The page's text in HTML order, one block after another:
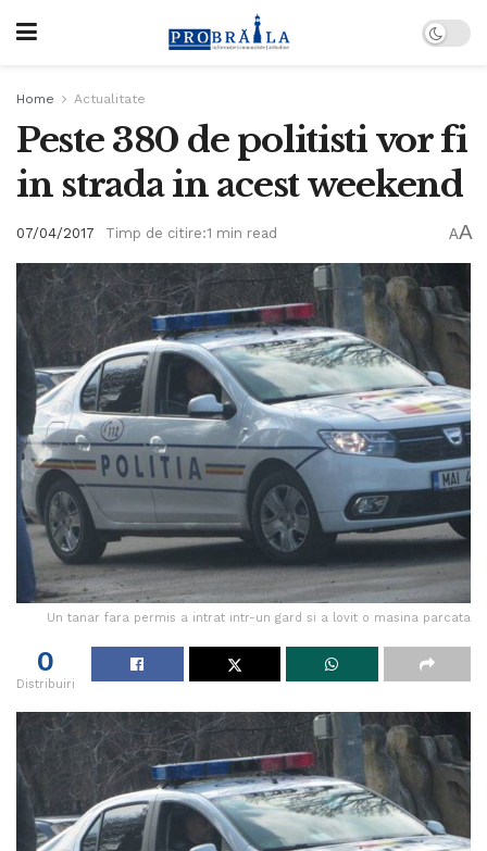
Home Actualitate
Peste 380 de politisti vor fi
in strada in acest weekend
07/04/2017 Timp de citire:1 min read AA
Un tanar fara permis a intrat intr-un gard si a lovit o masina parcata
0
Distribuiri